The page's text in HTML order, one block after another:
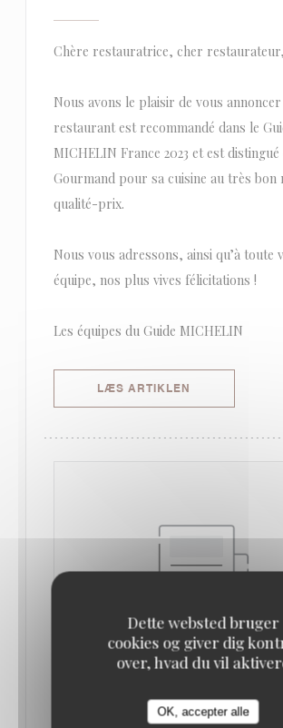
Dette websted bruger
cookies og giver dig
over, hvad du vil
OK, accepter alle
Chère restauratrice, cher restaurateur,
Nous avons le plaisir de vous
restaurant est recommandé dans le
MICHELIN France 2023 et est distingué
Gourmand pour sa cuisine au très
qualité-prix.
Nous vous adressons, ainsi qu’à toute
équipe, nos plus vives félicitations !
Les équipes du Guide MICHELIN
LÆS ARTIKLEN